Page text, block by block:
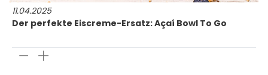
11.04.2025
Der perfekte Eiscreme-Ersatz: Açaí Bowl To Go